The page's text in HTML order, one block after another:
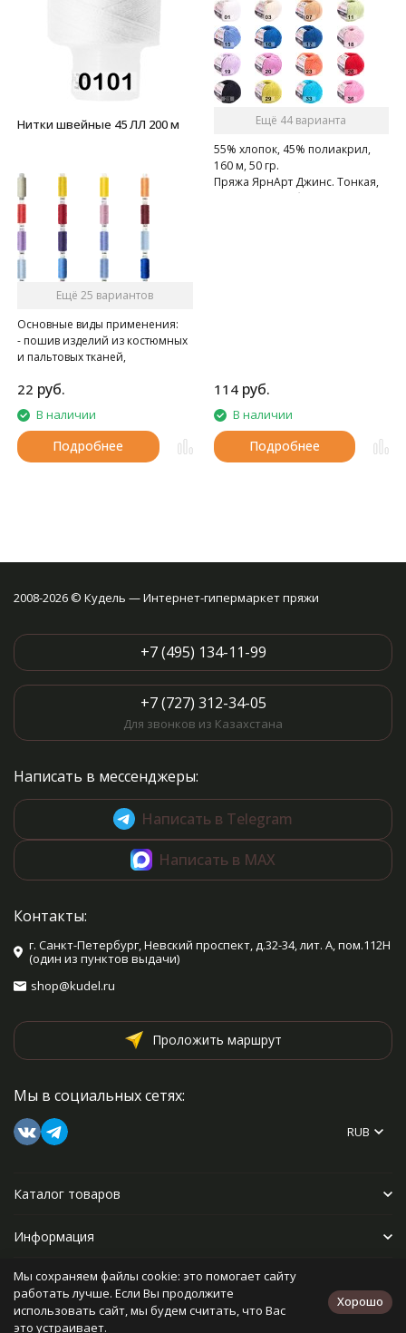
Нитки швейные 45 ЛЛ 200 м
Ещё 25 вариантов
Основные виды применения:
- пошив изделий из костюмных
и пальтовых тканей,
- при швейно-клеевом
скреплении книг в типографии
22 руб.
В наличии
Подробнее
Ещё 44 варианта
55% хлопок, 45% полиакрил,
160 м, 50 гр.
Пряжа ЯрнАрт Джинс. Тонкая,
мягкая, слегка бархатистая
114 руб.
В наличии
Подробнее
2008-2026 © Кудель — Интернет-гипермаркет пряжи
+7 (495) 134-11-99
+7 (727) 312-34-05
Для звонков из Казахстана
Написать в мессенджеры:
Написать в Telegram
Написать в MAX
Контакты:
г. Санкт-Петербург, Невский проспект, д.32-34, лит. А, пом.112Н
(один из пунктов выдачи)
shop@kudel.ru
Проложить маршрут
Мы в социальных сетях:
RUB
Каталог товаров
Информация
Прочее
Мы сохраняем файлы cookie: это помогает сайту
работать лучше. Если Вы продолжите
использовать сайт, мы будем считать, что Вас
это устраивает.
Хорошо